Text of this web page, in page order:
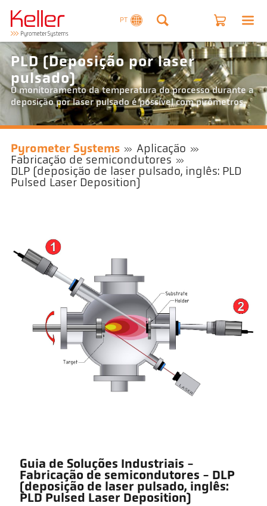
PT
PLD (Deposição por laser
pulsado)
O monitoramento da temperatura do processo durante a
deposição por laser pulsado é possível com pirômetros.
Pyrometer Systems
Aplicação
Fabricação de semicondutores
DLP (deposição de laser pulsado, inglês: PLD
Pulsed Laser Deposition)
Guia de Soluções Industriais -
Fabricação de semicondutores - DLP
(deposição de laser pulsado, inglês:
PLD Pulsed Laser Deposition)